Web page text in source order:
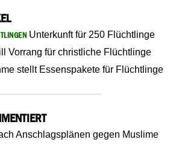
Unterkunft für 250 Flüchtlinge
Vorrang für christliche Flüchtlinge
stellt Essenspakete für Flüchtlinge
Anschlagsplänen gegen Muslime